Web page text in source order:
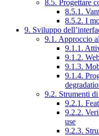
8.5. Progettare
8.5.1.
8.5.2. I
9. Sviluppo
9.1. Approccio
9.1.1.
9.1.2.
9.1.3.
9.1.4.
9.2. Strumenti
9.2.1.
9.2.2.
use
9.2.3.